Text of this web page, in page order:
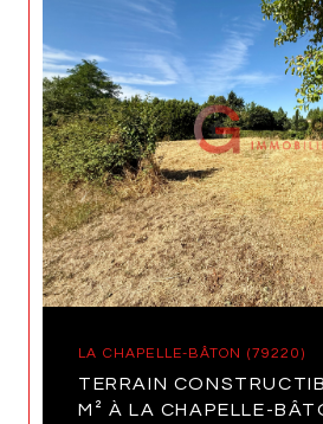
LA CHAPELLE-BÂTON (79220)
TERRAIN
M² À LA CHAPELLE-